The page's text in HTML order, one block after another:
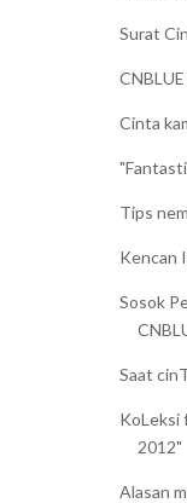
Surat
Cinta
Tips
Kencan
Sosok
Saat
KoLeksi
2012"
Alasan